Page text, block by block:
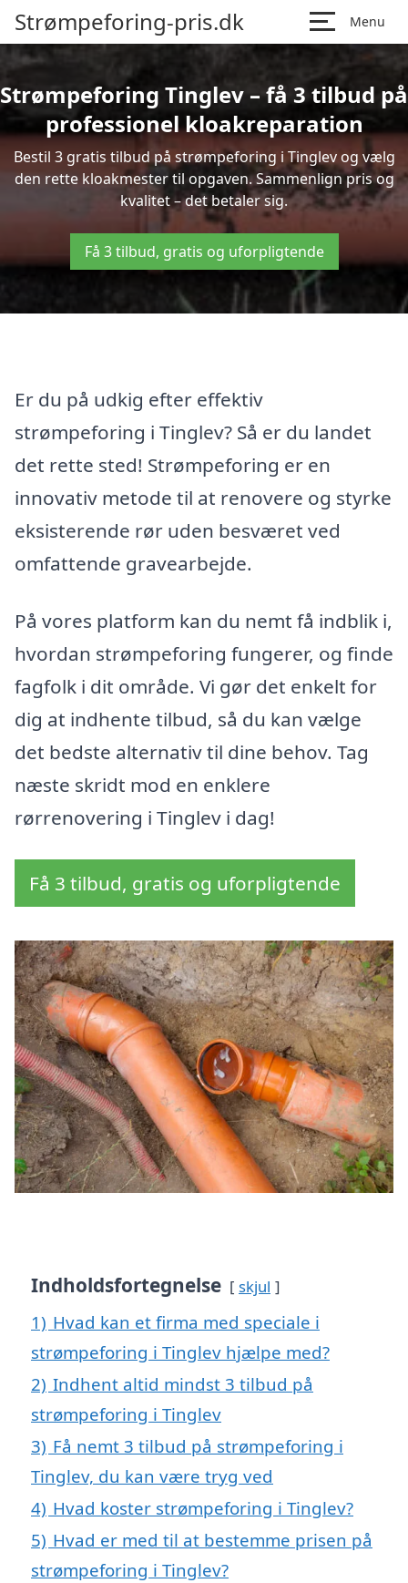
Strømpeforing-pris.dk Menu
Strømpeforing Tinglev – få 3 tilbud på
professionel kloakreparation
Bestil 3 gratis tilbud på strømpeforing i Tinglev og vælg
den rette kloakmester til opgaven. Sammenlign pris og
kvalitet – det betaler sig.
Få 3 tilbud, gratis og uforpligtende
Er du på udkig efter effektiv
strømpeforing i Tinglev? Så er du landet
det rette sted! Strømpeforing er en
innovativ metode til at renovere og styrke
eksisterende rør uden besværet ved
omfattende gravearbejde.
På vores platform kan du nemt få indblik i,
hvordan strømpeforing fungerer, og finde
fagfolk i dit område. Vi gør det enkelt for
dig at indhente tilbud, så du kan vælge
det bedste alternativ til dine behov. Tag
næste skridt mod en enklere
rørrenovering i Tinglev i dag!
Få 3 tilbud, gratis og uforpligtende
Indholdsfortegnelse skjul
1) Hvad kan et firma med speciale i
strømpeforing i Tinglev hjælpe med?
2) Indhent altid mindst 3 tilbud på
strømpeforing i Tinglev
3) Få nemt 3 tilbud på strømpeforing i
Tinglev, du kan være tryg ved
4) Hvad koster strømpeforing i Tinglev?
5) Hvad er med til at bestemme prisen på
strømpeforing i Tinglev?